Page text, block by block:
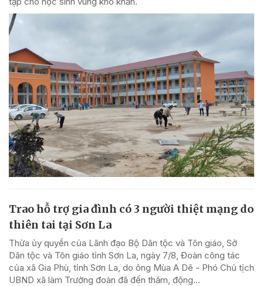
Trao hỗ trợ gia đình có 3 người thiệt mạng do
thiên tai tại Sơn La
Thừa ủy quyền của Lãnh đạo Bộ Dân tộc và Tôn giáo, Sở
Dân tộc và Tôn giáo tỉnh Sơn La, ngày 7/8, Đoàn công tác
của xã Gia Phù, tỉnh Sơn La, do ông Mùa A Dê - Phó Chủ tịch
UBND xã làm Trưởng đoàn đã đến thăm, động...